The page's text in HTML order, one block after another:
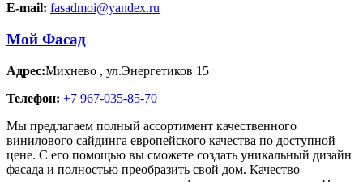
E-mail: fasadmoi@yandex.ru
Мой Фасад
Адрес:Михнево , ул.Энергетиков 15
Телефон: +7 967-035-85-70
Мы предлагаем полный ассортимент качественного
винилового сайдинга европейского качества по доступной
цене. С его помощью вы сможете создать уникальный дизайн
фасада и полностью преобразить свой дом. Качество